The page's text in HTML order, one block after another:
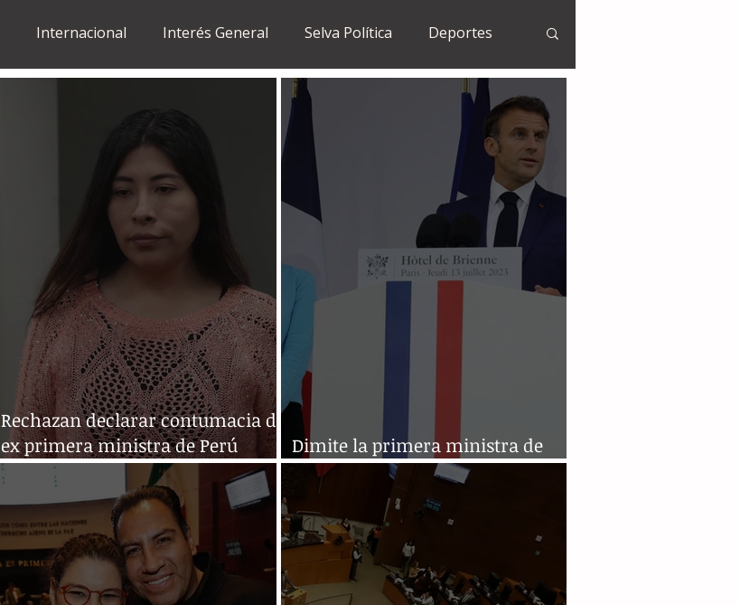
Internacional Interés General Selva Política Deportes
Tragedia
Rechazan declarar contumacia de
ex primera ministra de Perú
asilada en Embajada de México
Dimite la primera ministra de
Francia